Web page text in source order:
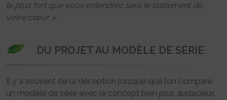
le plus fort que vous entendrez sera le battement de
votre cœur ».
DU PROJET AU MODÈLE DE SÉRIE
Il y a souvent de la déception lorsque que l’on compare
un modèle de série avec le concept bien plus audacieux